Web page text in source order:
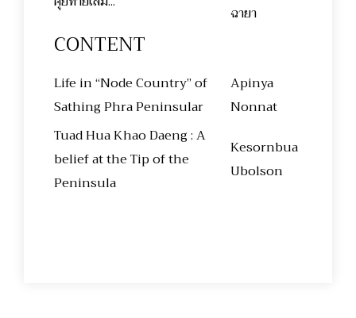
ฉายา
CONTENT
Life in “Node Country” of
Sathing Phra Peninsular
Apinya
Nonnat
Tuad Hua Khao Daeng : A
belief at the Tip of the
Peninsula
Kesornbua
Ubolson